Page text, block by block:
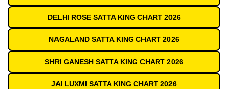
DELHI ROSE SATTA KING CHART 2026
NAGALAND SATTA KING CHART 2026
SHRI GANESH SATTA KING CHART 2026
JAI LUXMI SATTA KING CHART 2026